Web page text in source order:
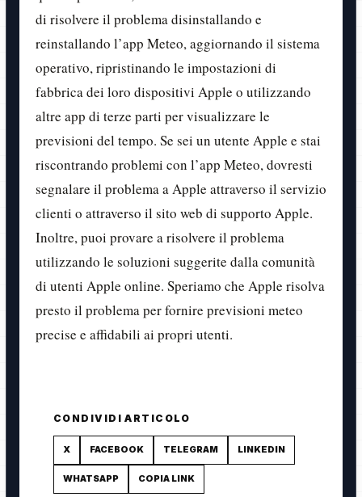
di risolvere il problema disinstallando e
reinstallando l’app Meteo, aggiornando il sistema
operativo, ripristinando le impostazioni di
fabbrica dei loro dispositivi Apple o utilizzando
altre app di terze parti per visualizzare le
previsioni del tempo. Se sei un utente Apple e stai
riscontrando problemi con l’app Meteo, dovresti
segnalare il problema a Apple attraverso il servizio
clienti o attraverso il sito web di supporto Apple.
Inoltre, puoi provare a risolvere il problema
utilizzando le soluzioni suggerite dalla comunità
di utenti Apple online. Speriamo che Apple risolva
presto il problema per fornire previsioni meteo
precise e affidabili ai propri utenti.
CONDIVIDI ARTICOLO
X FACEBOOK TELEGRAM LINKEDIN
WHATSAPP COPIA LINK